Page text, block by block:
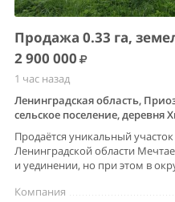
Продажа 0.33 га,
2 900 000
1 час назад
Ленинградская область,
сельское поселение, деревня
Продаётся уникальный
Ленинградской области
и уединении, но при этом в
Компания